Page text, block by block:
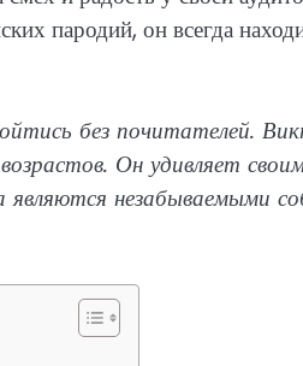
пародий, он всегда
без почитателей.
возрастов. Он удивляет
являются незабываемыми